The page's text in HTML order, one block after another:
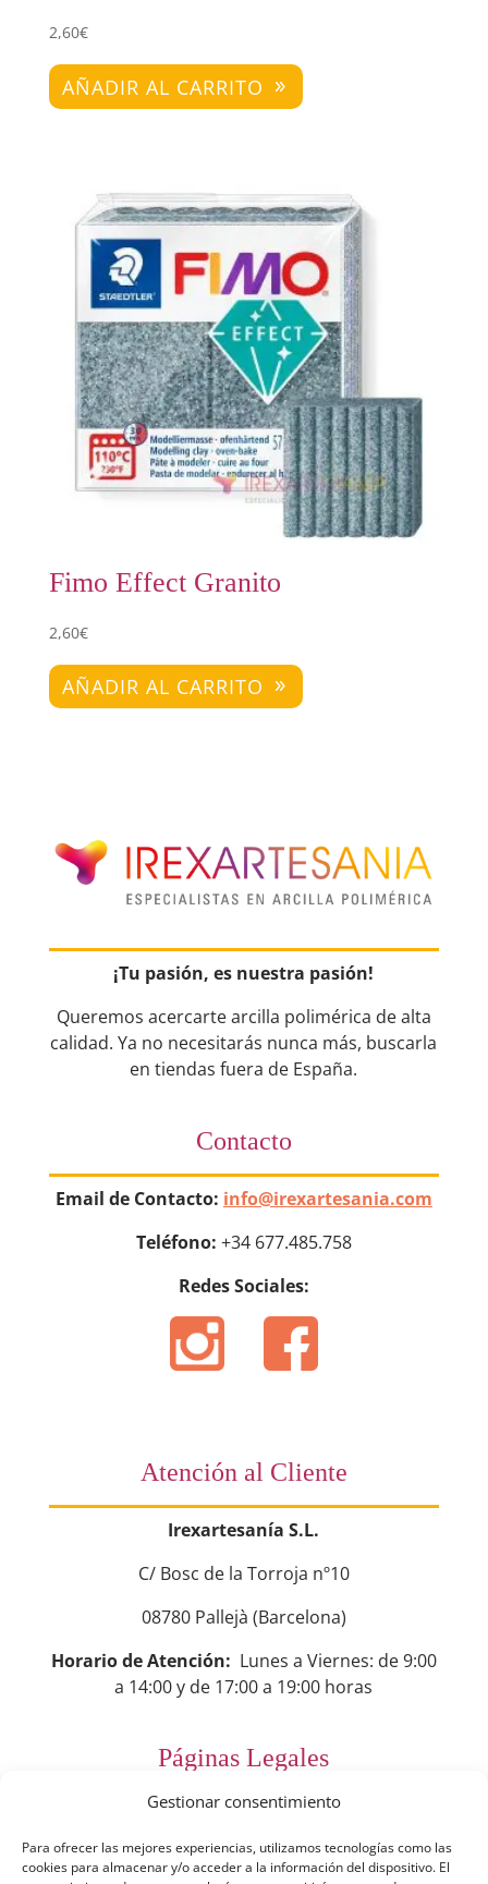
Gestionar consentimiento
Para ofrecer las mejores experiencias, utilizamos tecnologías como las
cookies para almacenar y/o acceder a la información del dispositivo. El
2,60€
AÑADIR AL CARRITO
Fimo Effect Granito
2,60€
AÑADIR AL CARRITO
¡Tu pasión, es nuestra pasión!
Queremos acercarte arcilla polimérica de alta
calidad. Ya no necesitarás nunca más, buscarla
en tiendas fuera de España.
Contacto
Email de Contacto: info@irexartesania.com
Teléfono: +34 677.485.758
Redes Sociales:
Atención al Cliente
Irexartesanía S.L.
C/ Bosc de la Torroja nº10
08780 Pallejà (Barcelona)
Horario de Atención: Lunes a Viernes: de 9:00
a 14:00 y de 17:00 a 19:00 horas
Páginas Legales
Preguntas Frecuentes
Aviso Legal